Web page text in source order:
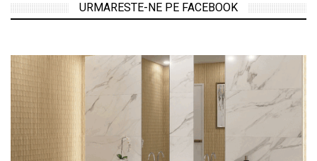
URMARESTE-NE PE FACEBOOK